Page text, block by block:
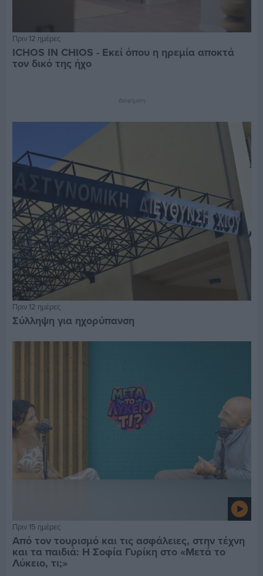
Πριν 12 ημέρες
ICHOS IN CHIOS - Εκεί όπου η ηρεμία αποκτά
τον δικό της ήχο
Διαφήμιση
Πριν 12 ημέρες
Σύλληψη για ηχορύπανση
Πριν 15 ημέρες
Από τον τουρισμό και τις ασφάλειες, στην τέχνη
και τα παιδιά: Η Σοφία Γυρίκη στο «Μετά το
Λύκειο, τι;»